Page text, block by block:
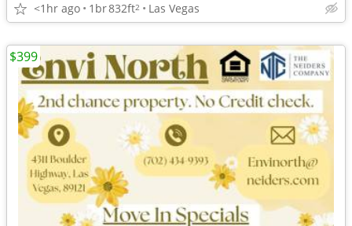
<1hr ago 1br832ft2 Las Vegas
$399